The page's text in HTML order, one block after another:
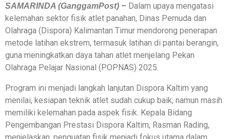
SAMARINDA (GanggamPost) – Dalam upaya mengatasi
kelemahan sektor fisik atlet panahan, Dinas Pemuda dan
Olahraga (Dispora) Kalimantan Timur mendorong penerapan
metode latihan ekstrem, termasuk latihan di pantai berangin,
guna meningkatkan daya tahan atlet menjelang Pekan
Olahraga Pelajar Nasional (POPNAS) 2025.
Program ini menjadi langkah lanjutan Dispora Kaltim yang
menilai, kesiapan teknik atlet sudah cukup baik, namun masih
memiliki kelemahan pada aspek fisik. Kepala Bidang
Pengembangan Prestasi Dispora Kaltim, Rasman Rading,
menjelaskan, penguatan fisik menjadi fokus utama dalam